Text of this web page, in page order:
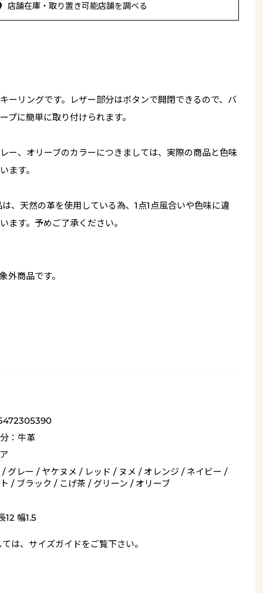
店舗在庫・取り置き可能店舗を調べる
ーリングです。レザー部分はボタンで開閉できるので、バ
プに簡単に取り付けられます。
ー、オリーブのカラーにつきましては、実際の商品と色味
ます。
、天然の革を使用している為、1点1点風合いや色味に違
ます。予めご了承ください。
外商品です。
：牛革
/ グレー / ヤケヌメ / レッド / ヌメ / オレンジ / ネイビー /
/ ブラック / こげ茶 / グリーン / オリーブ
12 幅1.5
は、 サイズガイドをご覧下さい。